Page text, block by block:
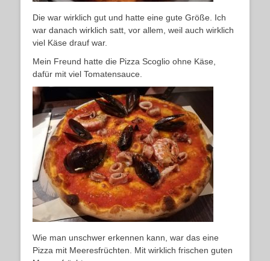
Die war wirklich gut und hatte eine gute Größe. Ich
war danach wirklich satt, vor allem, weil auch wirklich
viel Käse drauf war.
Mein Freund hatte die Pizza Scoglio ohne Käse,
dafür mit viel Tomatensauce.
Wie man unschwer erkennen kann, war das eine
Pizza mit Meeresfrüchten. Mit wirklich frischen guten